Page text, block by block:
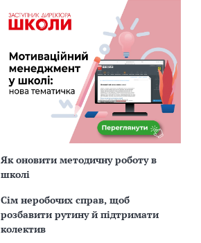
Як оновити методичну роботу в
школі
Сім неробочих справ, щоб
розбавити рутину й підтримати
колектив